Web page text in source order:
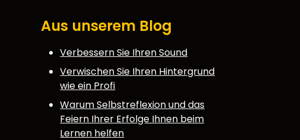
Aus unserem Blog
Verbessern Sie Ihren Sound
Verwischen Sie Ihren Hintergrund
wie ein Profi
Warum Selbstreflexion und das
Feiern Ihrer Erfolge Ihnen beim
Lernen helfen